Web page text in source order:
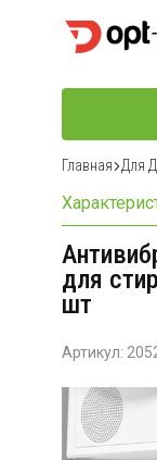
Главная Для
для
шт
Артикул: